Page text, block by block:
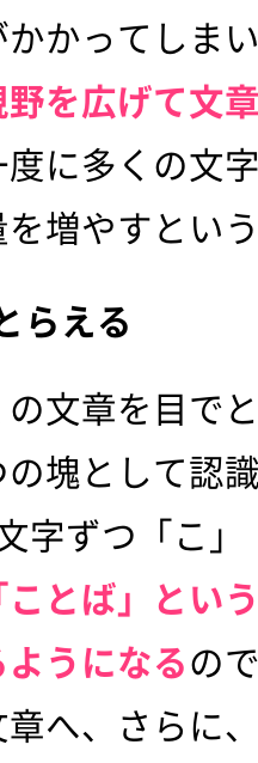
かってしま
を広げて文
に多くの文
増やすとい
らえる
文章を目で
塊として認
字ずつ「こ
ことば」とい
うになるの
へ、さらに